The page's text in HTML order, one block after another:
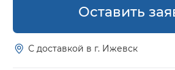
Оставить
С доставкой в г. Ижевск